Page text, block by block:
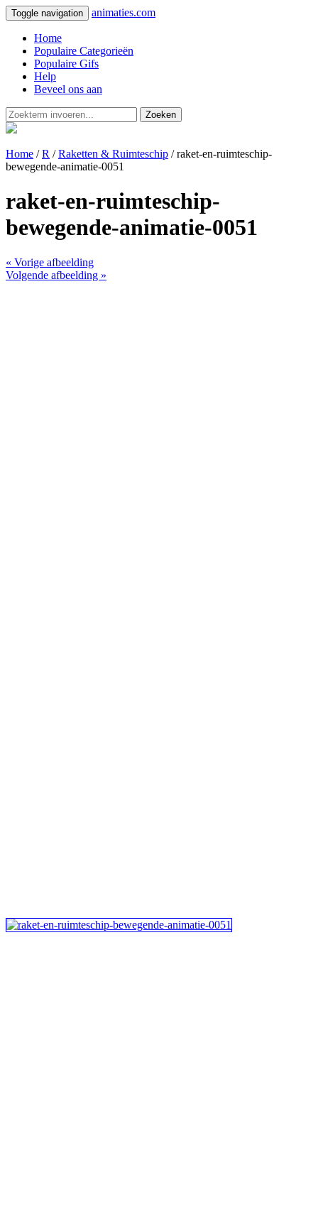
Toggle navigation animaties.com
Home
Populaire Categorieën
Populaire Gifs
Help
Beveel ons aan
Zoeken
Home /R /Raketten & Ruimteschip / raket-en-ruimteschip-
bewegende-animatie-0051
raket-en-ruimteschip-
bewegende-animatie-0051
« Vorige afbeelding
Volgende afbeelding »